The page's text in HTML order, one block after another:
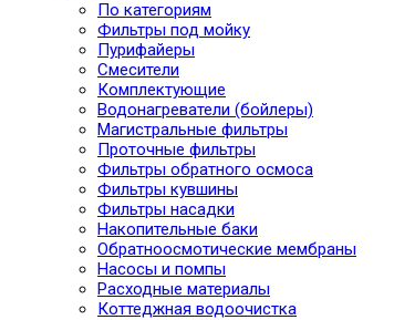
По категориям
Фильтры под мойку
Пурифайеры
Смесители
Комплектующие
Водонагреватели (бойлеры)
Магистральные фильтры
Проточные фильтры
Фильтры обратного осмоса
Фильтры кувшины
Фильтры насадки
Накопительные баки
Обратноосмотические мембраны
Насосы и помпы
Расходные материалы
Коттеджная водоочистка